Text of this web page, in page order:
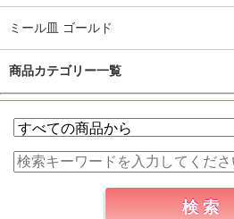
ミール皿 ゴールド
商品カテゴリー一覧